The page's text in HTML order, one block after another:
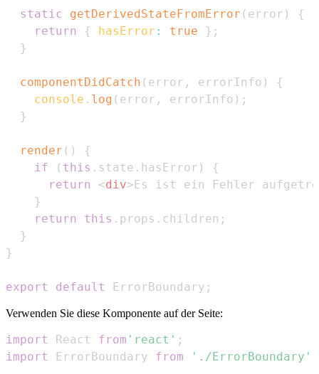
static getDerivedStateFromError ( error )
{
return
{ hasError : true } ;
}
componentDidCatch ( error , errorInfo )
{
console . log ( error , errorInfo ) ;
}
render ( )
{
if
( this . state . hasError )
{
return
<div>Es ist ein Fehler
}
return
this . props . children ;
}
}
export default ErrorBoundary ;
Verwenden Sie diese Komponente auf der Seite:
import React from 'react' ;
import
ErrorBoundary from './ErrorBoundary'